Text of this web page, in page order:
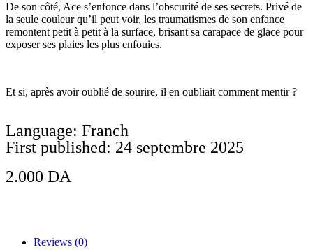
De son côté, Ace s’enfonce dans l’obscurité de ses secrets. Privé de
la seule couleur qu’il peut voir, les traumatismes de son enfance
remontent petit à petit à la surface, brisant sa carapace de glace pour
exposer ses plaies les plus enfouies.
Et si, après avoir oublié de sourire, il en oubliait comment mentir ?
Language: Franch
First published: 24 septembre 2025
2.000 DA
Reviews (0)